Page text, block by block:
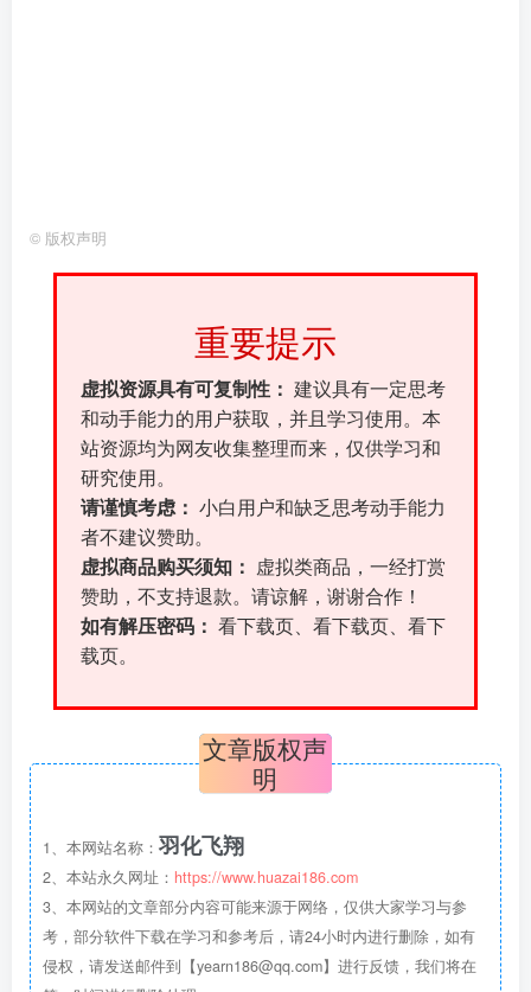
© 版权声明
重要提示
虚拟资源具有可复制性： 建议具有一定思考
和动手能力的用户获取，并且学习使用。本
站资源均为网友收集整理而来，仅供学习和
研究使用。
请谨慎考虑： 小白用户和缺乏思考动手能力
者不建议赞助。
虚拟商品购买须知：
虚拟类商品，一经打赏
赞助，不支持退款。请谅解，谢谢合作！
如有解压密码： 看下载页、看下载页、看下
载页。
文章版权声
明
1、本网站名称： 羽化飞翔
2、本站永久网址： https://www.huazai186.com
3、本网站的文章部分内容可能来源于网络，仅供大家学习与参
考，部分软件下载在学习和参考后，请24小时内进行删除，如有
侵权，请发送邮件到【yearn186@qq.com】进行反馈，我们将在